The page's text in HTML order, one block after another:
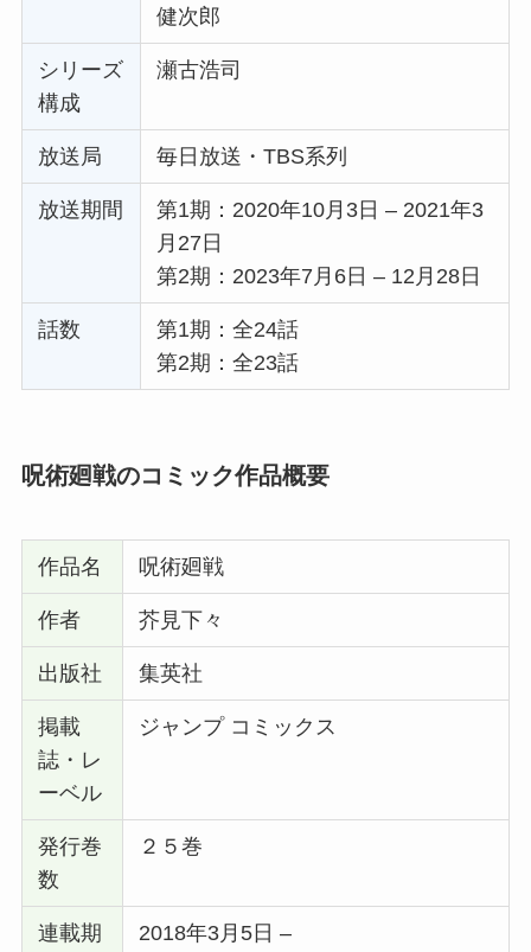
健次郎
シリーズ
構成
瀬古浩司
放送局 毎日放送・TBS系列
放送期間
第1期：2020年10月3日 – 2021年3
月27日
第2期：2023年7月6日 – 12月28日
話数
第1期：全24話
第2期：全23話
呪術廻戦のコミック作品概要
作品名 呪術廻戦
作者 芥見下々
出版社 集英社
掲載
誌・レ
ーベル
ジャンプ コミックス
発行巻
数
２５巻
連載期
2018年3月5日 –